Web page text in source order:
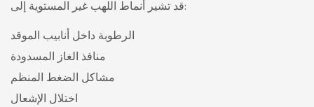
قد تشير أنماط اللهب غير المستوية إلى:
الرطوبة داخل أنابيب الموقد
منافذ الغاز المسدودة
مشاكل الضغط المنظم
اختلال الإشعال